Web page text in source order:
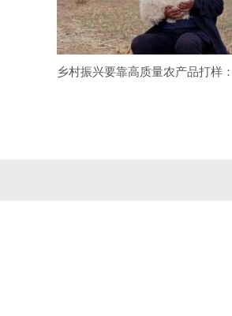
乡村振兴要靠高质量农产品打样